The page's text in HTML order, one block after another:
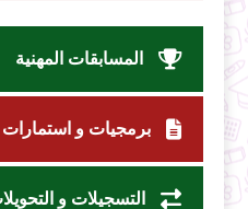
المسابقات المهنية
برمجيات و استمارات
التسجيلات و